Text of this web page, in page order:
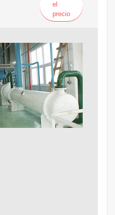
el
precio